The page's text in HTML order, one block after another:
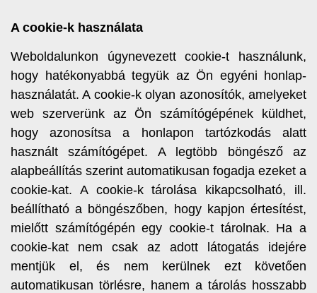
A cookie-k használata
Weboldalunkon úgynevezett cookie-t használunk,
hogy hatékonyabbá tegyük az Ön egyéni honlap-
használatát. A cookie-k olyan azonosítók, amelyeket
web szerverünk az Ön számítógépének küldhet,
hogy azonosítsa a honlapon tartózkodás alatt
használt számítógépet. A legtöbb böngésző az
alapbeállítás szerint automatikusan fogadja ezeket a
cookie-kat. A cookie-k tárolása kikapcsolható, ill.
beállítható a böngészőben, hogy kapjon értesítést,
mielőtt számítógépén egy cookie-t tárolnak. Ha a
cookie-kat nem csak az adott látogatás idejére
mentjük el, és nem kerülnek ezt követően
automatikusan törlésre, hanem a tárolás hosszabb